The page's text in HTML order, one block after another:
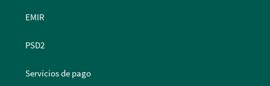
EMIR
PSD2
Servicios de pago